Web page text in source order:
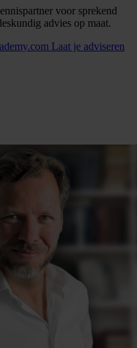
voor sprekend
advies op maat.
Laat je adviseren